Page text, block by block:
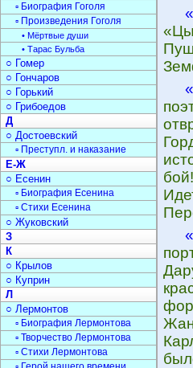
▫ Биография Гоголя
▫ Произведения Гоголя
• Мёртвые души
• Тарас Бульба
○ Гомер
○ Гончаров
○ Горький
○ Грибоедов
Д
○ Достоевский
▫ Преступл. и наказание
Е-Ж
○ Есенин
▫ Биография Есенина
▫ Стихи Есенина
○ Жуковский
З
К
○ Крылов
○ Куприн
Л
○ Лермонтов
▫ Биография Лермонтова
▫ Творчество Лермонтова
▫ Стихи Лермонтова